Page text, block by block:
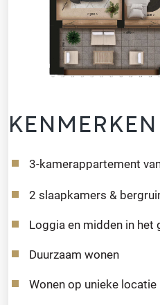
KENMERKEN
3-kamerappartement
2 slaapkamers &
Loggia en midden in het
Duurzaam wonen
Wonen op unieke